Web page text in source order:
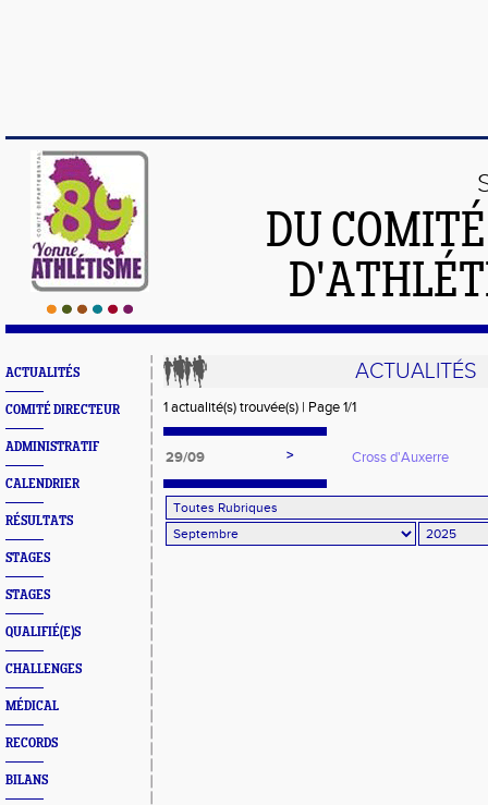
DU
ACTUALITÉS
COMITÉ DIRECTEUR
ADMINISTRATIF
CALENDRIER
RÉSULTATS
STAGES
STAGES
QUALIFIÉ(E)S
CHALLENGES
MÉDICAL
RECORDS
BILANS
ACTUALITÉS
1 actualité(s) trouvée(s) | Page 1/1
29/09 > Cross d'Auxerre